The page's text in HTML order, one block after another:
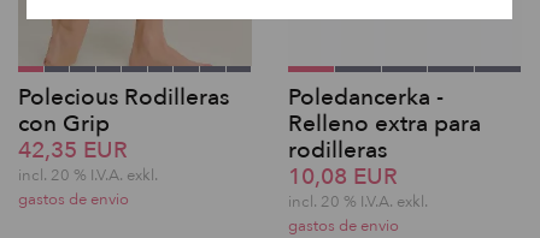
Polecious Rodilleras
con Grip
42,35 EUR
incl. 20 % I.V.A. exkl.
gastos de envio
Poledancerka -
Relleno extra para
rodilleras
10,08 EUR
incl. 20 % I.V.A. exkl.
gastos de envio